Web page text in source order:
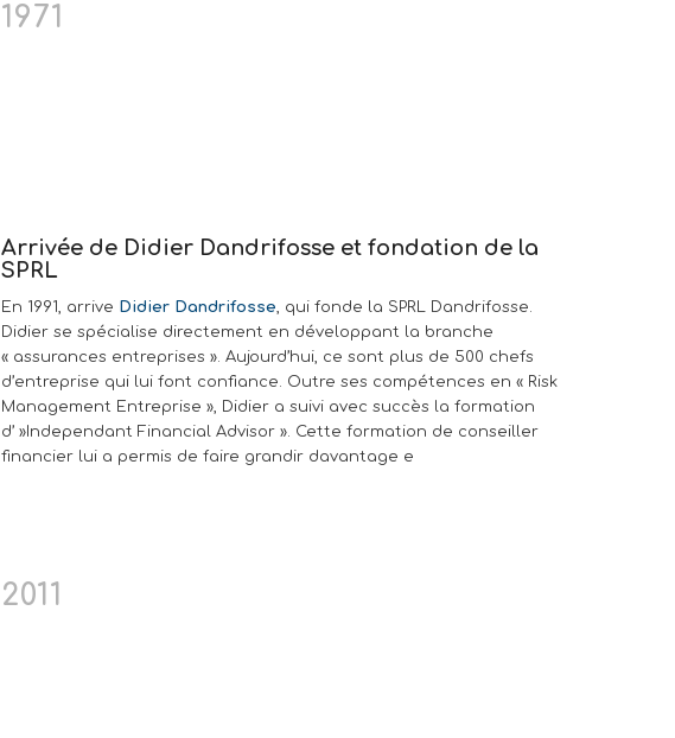
1971
Arrivée de Didier Dandrifosse et fondation de la
SPRL
En 1991, arrive Didier Dandrifosse, qui fonde la SPRL Dandrifosse.
Didier se spécialise directement en développant la branche
« assurances entreprises ». Aujourd’hui, ce sont plus de 500 chefs
d’entreprise qui lui font confiance. Outre ses compétences en « Risk
Management Entreprise », Didier a suivi avec succès la formation
d’ »Independant Financial Advisor ». Cette formation de conseiller
financier lui a permis de faire grandir davantage e
2011